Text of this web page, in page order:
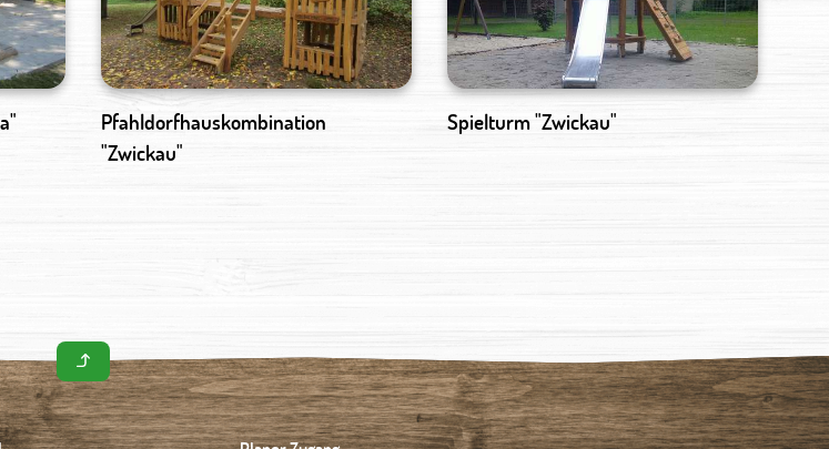
Pfahldorfhauskombination
"Zwickau"
Spielturm "Zwickau"